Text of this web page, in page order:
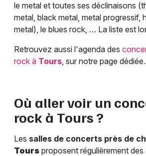
le metal et toutes ses déclinaisons
metal, black metal, metal progressif,
metal), le blues rock, … La liste est
Retrouvez aussi l'agenda des
rock à Tours, sur notre page dédiée.
Où aller voir un
rock à Tours ?
Les salles de concerts près de
Tours proposent régulièrement